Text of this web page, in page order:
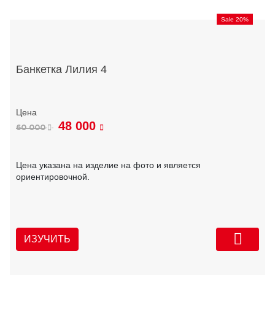
Sale 20%
Банкетка Лилия 4
60 000 48 000
Цена указана на изделие на фото и является
ориентировочной.
ИЗУЧИТЬ